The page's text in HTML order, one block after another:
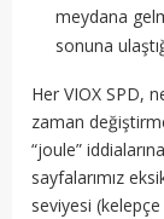
meydana
sonuna
Her VIOX SPD,
zaman
“joule”
sayfalarımız
seviyesi